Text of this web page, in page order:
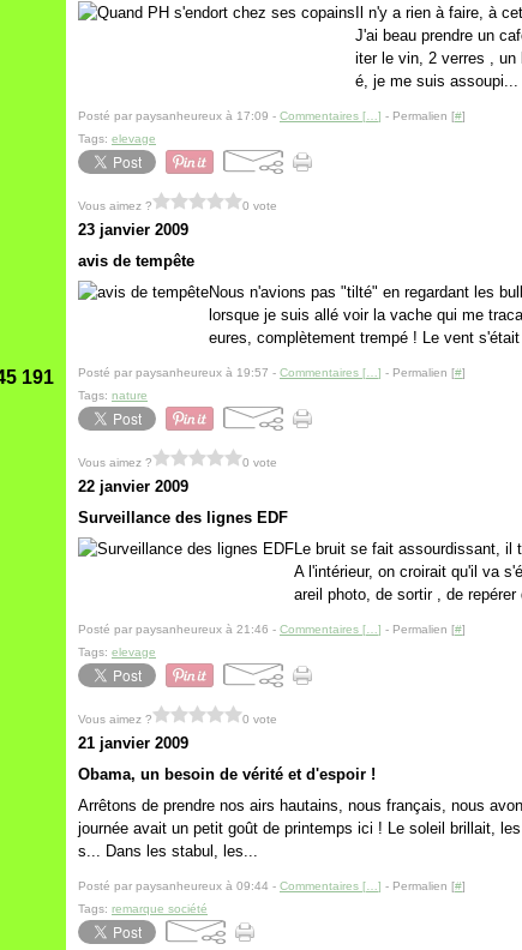
191
Il n'y a rien à faire, à
J'ai beau prendre un
iter le vin, 2 verres , un
é, je me suis assoupi...
Posté par paysanheureux à 17:09 - Commentaires [ ] - Permalien [#]
Tags: elevage
Vous aimez ? 0 vote
23 janvier 2009
avis de tempête
Nous n'avions pas "tilté" en regardant les
lorsque je suis allé voir la vache qui me
eures, complètement trempé ! Le vent
Posté par paysanheureux à 19:57 - Commentaires [ ] - Permalien [#]
Tags: nature
Vous aimez ? 0 vote
22 janvier 2009
Surveillance des lignes EDF
Le bruit se fait assourdissant, il
A l'intérieur, on croirait qu'il va
areil photo, de sortir , de
Posté par paysanheureux à 21:46 - Commentaires [ ] - Permalien [#]
Tags: elevage
Vous aimez ? 0 vote
21 janvier 2009
Obama, un besoin de vérité et d'espoir !
Arrêtons de prendre nos airs hautains, nous français, nous
journée avait un petit goût de printemps ici ! Le soleil brillait,
s... Dans les stabul, les...
Posté par paysanheureux à 09:44 - Commentaires [ ] - Permalien [#]
Tags: remarque société